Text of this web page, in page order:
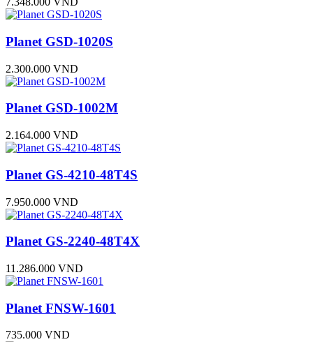
Planet GSD-1020S
2.300.000 VND
Planet GSD-1002M
2.164.000 VND
Planet GS-4210-48T4S
7.950.000 VND
Planet GS-2240-48T4X
11.286.000 VND
Planet FNSW-1601
735.000 VND